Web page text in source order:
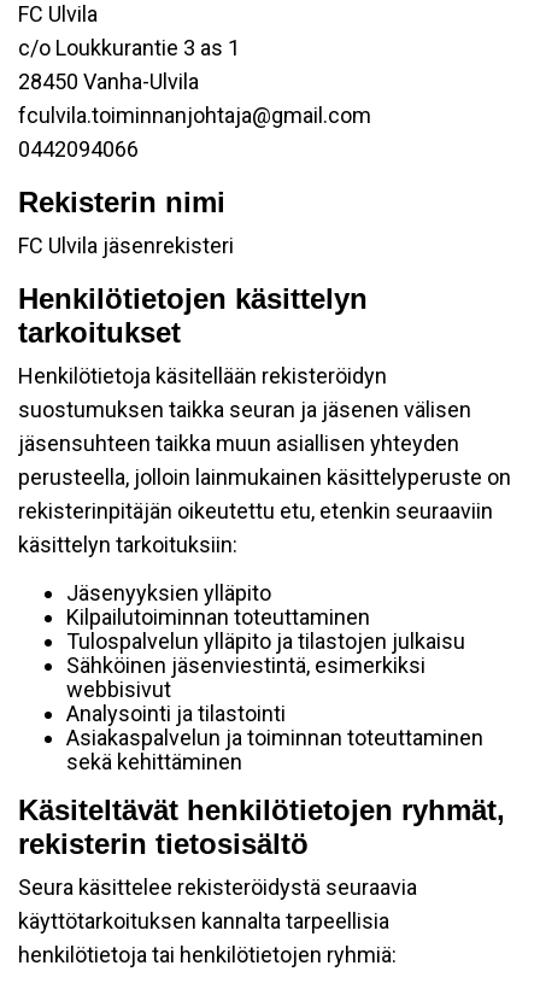
FC Ulvila
c/o Loukkurantie 3 as 1
28450 Vanha-Ulvila
fculvila.toiminnanjohtaja@gmail.com
0442094066
Rekisterin nimi
FC Ulvila jäsenrekisteri
Henkilötietojen käsittelyn
tarkoitukset
Henkilötietoja käsitellään rekisteröidyn
suostumuksen taikka seuran ja jäsenen välisen
jäsensuhteen taikka muun asiallisen yhteyden
perusteella, jolloin lainmukainen käsittelyperuste on
rekisterinpitäjän oikeutettu etu, etenkin seuraaviin
käsittelyn tarkoituksiin:
Jäsenyyksien ylläpito
Kilpailutoiminnan toteuttaminen
Tulospalvelun ylläpito ja tilastojen julkaisu
Sähköinen jäsenviestintä, esimerkiksi
webbisivut
Analysointi ja tilastointi
Asiakaspalvelun ja toiminnan toteuttaminen
sekä kehittäminen
Käsiteltävät henkilötietojen ryhmät,
rekisterin tietosisältö
Seura käsittelee rekisteröidystä seuraavia
käyttötarkoituksen kannalta tarpeellisia
henkilötietoja tai henkilötietojen ryhmiä: